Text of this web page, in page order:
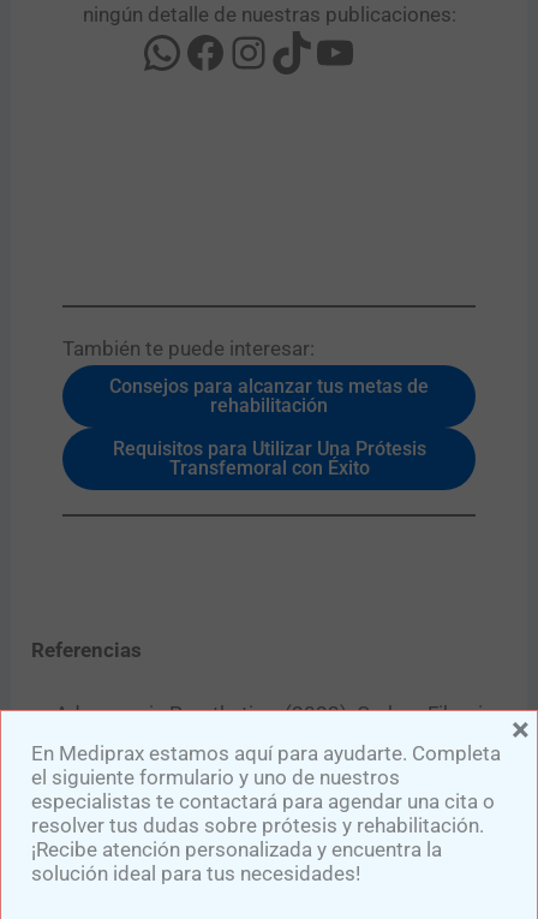
ningún detalle de nuestras publicaciones:
También te puede interesar:​
Consejos para alcanzar tus metas de
rehabilitación
Requisitos para Utilizar Una Prótesis
Transfemoral con Éxito
Referencias
Advances in Prosthetics. (2023). Carbon Fiber in
Prosthetic Design. Obtenido de
https://www.sciencedirect.com
MayoClinic. (2020). Prótesis y materiales
avanzados. Obtenido de
En Mediprax estamos aquí para ayudarte. Completa
el siguiente formulario y uno de nuestros
especialistas te contactará para agendar una cita o
resolver tus dudas sobre prótesis y rehabilitación.
¡Recibe atención personalizada y encuentra la
solución ideal para tus necesidades!
×